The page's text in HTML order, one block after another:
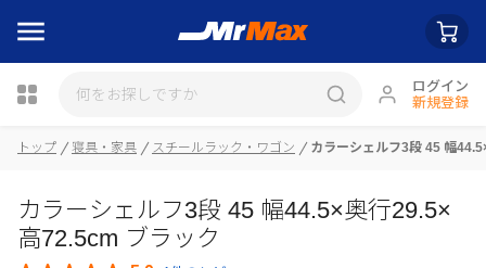
ログイン
新規登録
トップ 寝具・家具 スチールラック・ワゴン カラーシェルフ3段 45 幅
カラーシェルフ3段 45 幅44.5×奥行29.5×
高72.5cm ブラック